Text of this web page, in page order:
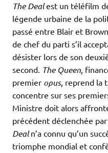
The Dealest un téléfilm
légende urbaine de la
passé entre Blair et
de chef du parti s’il
désister lors de son
second. The Queen,
premier opus, reprend la
concentre sur ses
Ministre doit alors
précédent déclenchée
Dealn’a connu qu’un
triomphe mondial et